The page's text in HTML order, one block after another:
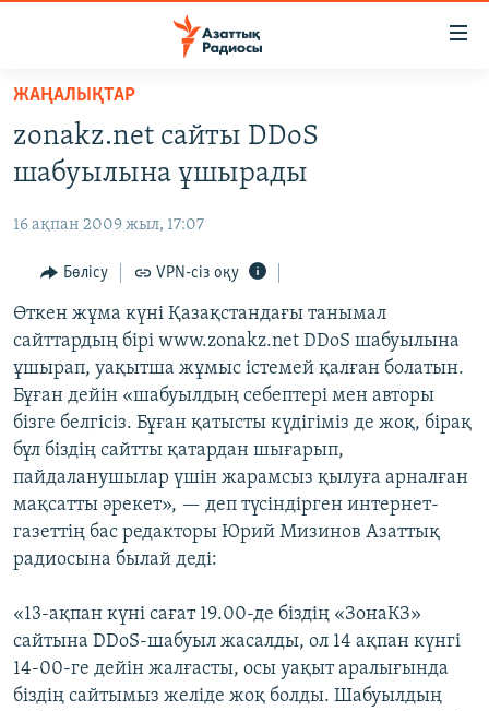
Skip
main
content
to
Navigation
Skip
to
Search
ЖАҢАЛЫҚТАР
САЯСАТ
AZATTYQTV
ҚАҢТАР ОҚИҒАСЫ
АДАМ ҚҰҚЫҚТАРЫ
ӘЛЕУМЕТ
ӘЛЕМ
АРНАЙЫ ЖОБАЛАР
Русский
ЖАЗЫЛЫҢЫЗ
Басқа тілдерде
ЖАҢАЛЫҚТАР
zonakz.net сайты DDoS
шабуылына ұшырады
16 ақпан 2009 жыл, 17:07
Бөлісу VPN-сіз оқу
Өткен жұма күні Қазақстандағы танымал
сайттардың бірі www.zonakz.net DDoS шабуылына
ұшырап, уақытша жұмыс істемей қалған болатын.
Бұған дейін «шабуылдың себептері мен авторы
бізге белгісіз. Бұған қатысты күдігіміз де жоқ, бірақ
бұл біздің сайтты қатардан шығарып,
пайдаланушылар үшін жарамсыз қылуға арналған
мақсатты әрекет», — деп түсіндірген интернет-
газеттің бас редакторы Юрий Мизинов Азаттық
радиосына былай деді:
«13-ақпан күні сағат 19.00-де біздің «ЗонаКЗ»
сайтына DDoS-шабуыл жасалды, ол 14 ақпан күнгі
14-00-ге дейін жалғасты, осы уақыт аралығында
біздің сайтымыз желіде жоқ болды. Шабуылдың